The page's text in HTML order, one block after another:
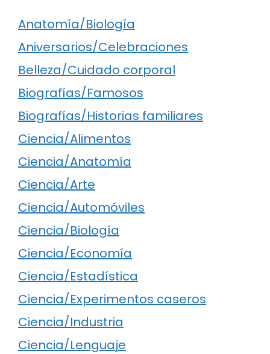
Anatomía/Biología
Aniversarios/Celebraciones
Belleza/Cuidado corporal
Biografías/Famosos
Biografías/Historias familiares
Ciencia/Alimentos
Ciencia/Anatomía
Ciencia/Arte
Ciencia/Automóviles
Ciencia/Biología
Ciencia/Economía
Ciencia/Estadística
Ciencia/Experimentos caseros
Ciencia/Industria
Ciencia/Lenguaje